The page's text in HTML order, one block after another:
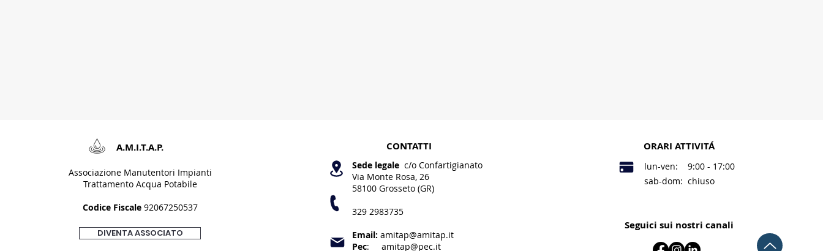
A.M.I.T.A.P.​​
Associazione Manutentori Impianti
Trattamento Acqua Potabile
Codice Fiscale92067250537
DIVENTA ASSOCIATO
CONTATTI
Sede legale c/o Confartigianato
Via Monte Rosa, 26
58100 Grosseto (GR)
329 2983735
Email: amitap@amitap.it
Pec: amitap@pec.it
ORARI ATTIVITÁ
lun-ven: 9:00 - 17:00
sab-dom: chiuso
Seguici sui nostri canali